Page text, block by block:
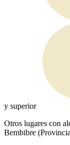
y superior
Otros lugares con
Bembibre